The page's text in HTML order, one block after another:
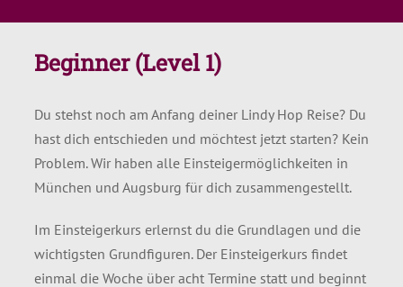
Beginner (Level 1)
Du stehst noch am Anfang deiner Lindy Hop Reise? Du
hast dich entschieden und möchtest jetzt starten? Kein
Problem. Wir haben alle Einsteigermöglichkeiten in
München und Augsburg für dich zusammengestellt.
Im Einsteigerkurs erlernst du die Grundlagen und die
wichtigsten Grundfiguren. Der Einsteigerkurs findet
einmal die Woche über acht Termine statt und beginnt